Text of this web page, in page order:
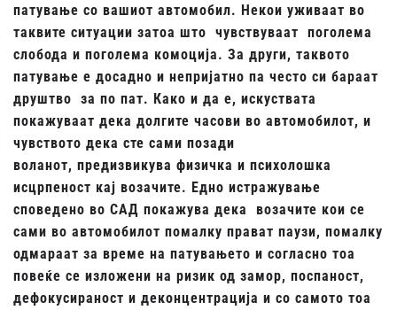
патување со вашиот автомобил. Некои уживаат во
таквите ситуации затоа што чувствуваат поголема
слобода и поголема комоција. За други, таквото
патување е досадно и непријатно па често си бараат
друштво за по пат. Како и да е, искуствата
покажуваат дека долгите часови во автомобилот, и
чувството дека сте сами позади
воланот, предизвикува физичка и психолошка
исцрпеност кај возачите. Едно истражување
споведено во САД покажува дека возачите кои се
сами во автомобилот помалку прават паузи, помалку
одмараат за време на патувањето и согласно тоа
повеќе се изложени на ризик од замор, поспаност,
дефокусираност и деконцентрација и со самото тоа